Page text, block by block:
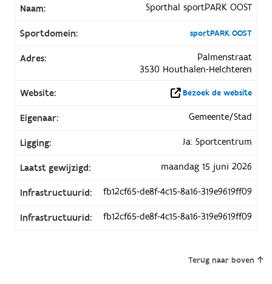
Naam: Sporthal sportPARK OOST
Sportdomein: sportPARK OOST
Adres:
Palmenstraat
3530 Houthalen-Helchteren
Website:
Bezoek de website
Eigenaar: Gemeente/Stad
Ligging: Ja: Sportcentrum
Laatst gewijzigd: maandag 15 juni 2026
Infrastructuurid: fb12cf65-de8f-4c15-8a16-319e9619ff09
Infrastructuurid: fb12cf65-de8f-4c15-8a16-319e9619ff09
Terug naar boven